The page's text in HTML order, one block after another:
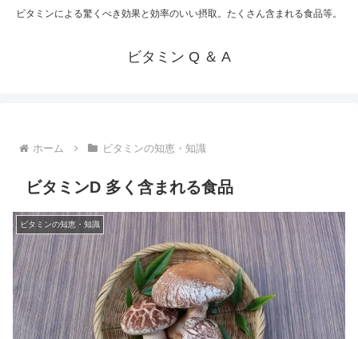
ビタミンによる驚くべき効果と効率のいい摂取。たくさん含まれる食品等。
ビタミン Q ＆ A
ホーム ビタミンの知恵・知識
ビタミンD 多く含まれる食品
ビタミンの知恵・知識